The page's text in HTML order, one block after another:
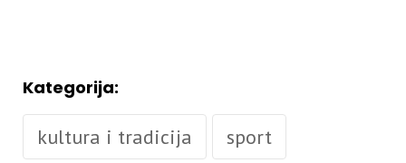
Kategorija:
kultura i tradicija sport